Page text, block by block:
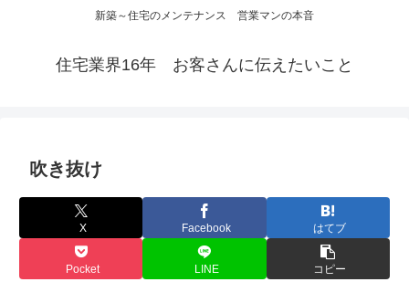
新築～住宅のメンテナンス 営業マンの本音
住宅業界16年 お客さんに伝えたいこと
吹き抜け
X Facebook はてブ
Pocket LINE コピー